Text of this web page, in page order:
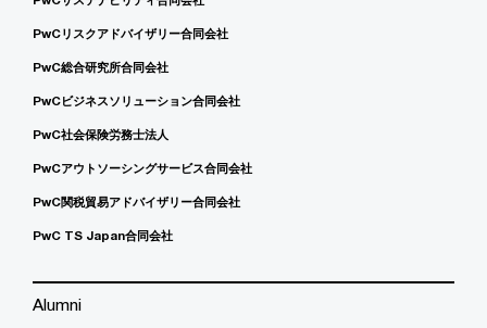
PwCリスクアドバイザリー合同会社
PwC総合研究所合同会社
PwCビジネスソリューション合同会社
PwC社会保険労務士法人
PwCアウトソーシングサービス合同会社
PwC関税貿易アドバイザリー合同会社
PwC TS Japan合同会社
Alumni